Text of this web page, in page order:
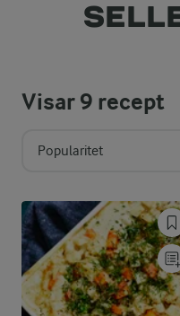
Visar9 recept
Popularitet